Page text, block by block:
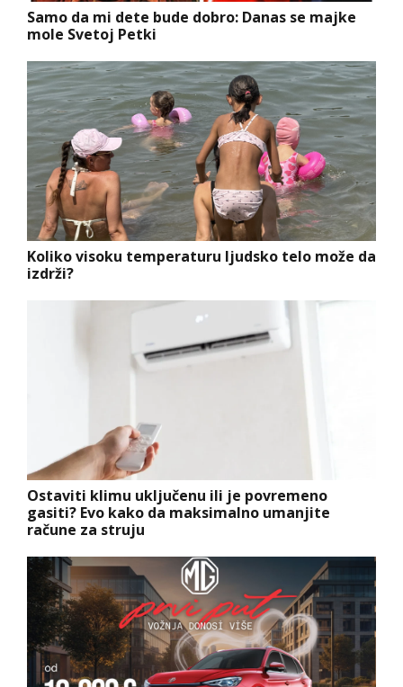
Samo da mi dete bude dobro: Danas se majke
mole Svetoj Petki
Koliko visoku temperaturu ljudsko telo može da
izdrži?
Ostaviti klimu uključenu ili je povremeno
gasiti? Evo kako da maksimalno umanjite
račune za struju